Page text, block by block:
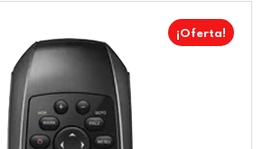
¡Oferta!